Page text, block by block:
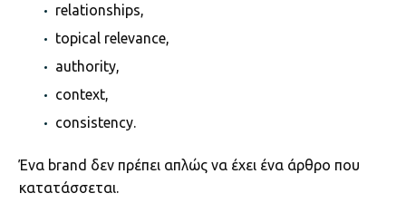
relationships,
topical relevance,
authority,
context,
consistency.
Ένα brand δεν πρέπει απλώς να έχει ένα άρθρο που
κατατάσσεται.